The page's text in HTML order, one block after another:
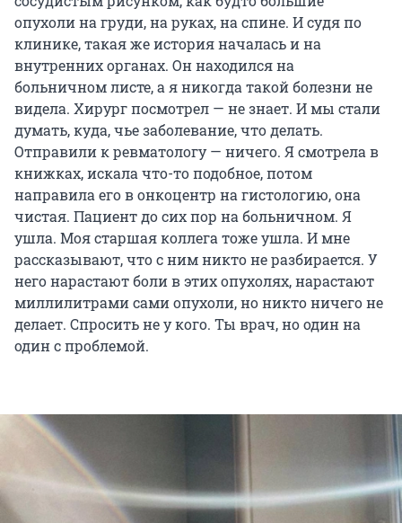
опухоли на груди, на руках, на спине. И судя по
клинике, такая же история началась и на
внутренних органах. Он находился на
больничном листе, а я никогда такой болезни не
видела. Хирург посмотрел — не знает. И мы стали
думать, куда, чье заболевание, что делать.
Отправили к ревматологу — ничего. Я смотрела в
книжках, искала что-то подобное, потом
направила его в онкоцентр на гистологию, она
чистая. Пациент до сих пор на больничном. Я
ушла. Моя старшая коллега тоже ушла. И мне
рассказывают, что с ним никто не разбирается. У
него нарастают боли в этих опухолях, нарастают
миллилитрами сами опухоли, но никто ничего не
делает. Спросить не у кого. Ты врач, но один на
один с проблемой.